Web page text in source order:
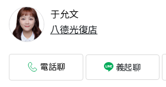
于允文
八德光復店
電話聊 義起聊